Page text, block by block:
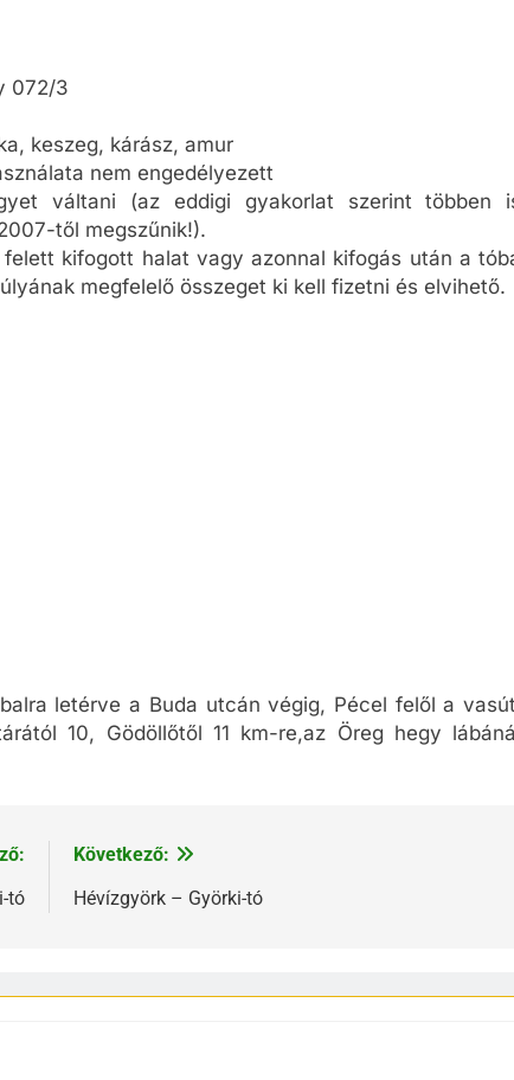
072/3
keszeg, kárász, amur
nem engedélyezett
váltani (az eddigi gyakorlat szerint többen
től megszűnik!).
kifogott halat vagy azonnal kifogás után a
megfelelő összeget ki kell fizetni és elvihető.
letérve a Buda utcán végig, Pécel felől a
10, Gödöllőtől 11 km-re,az Öreg hegy
tó
Következő:
Hévízgyörk – Györki-tó